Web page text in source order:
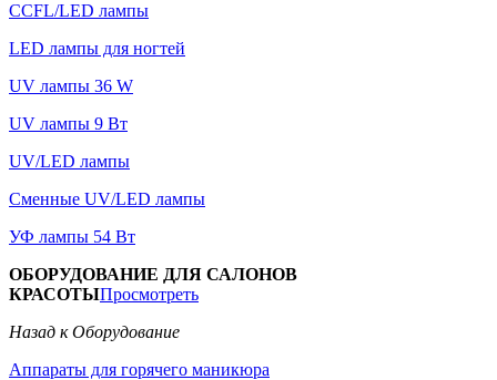
CCFL/LED лампы
LED лампы для ногтей
UV лампы 36 W
UV лампы 9 Вт
UV/LED лампы
Сменные UV/LED лампы
УФ лампы 54 Вт
ОБОРУДОВАНИЕ ДЛЯ САЛОНОВ
КРАСОТЫПросмотреть
Назад к Оборудование
Аппараты для горячего маникюра